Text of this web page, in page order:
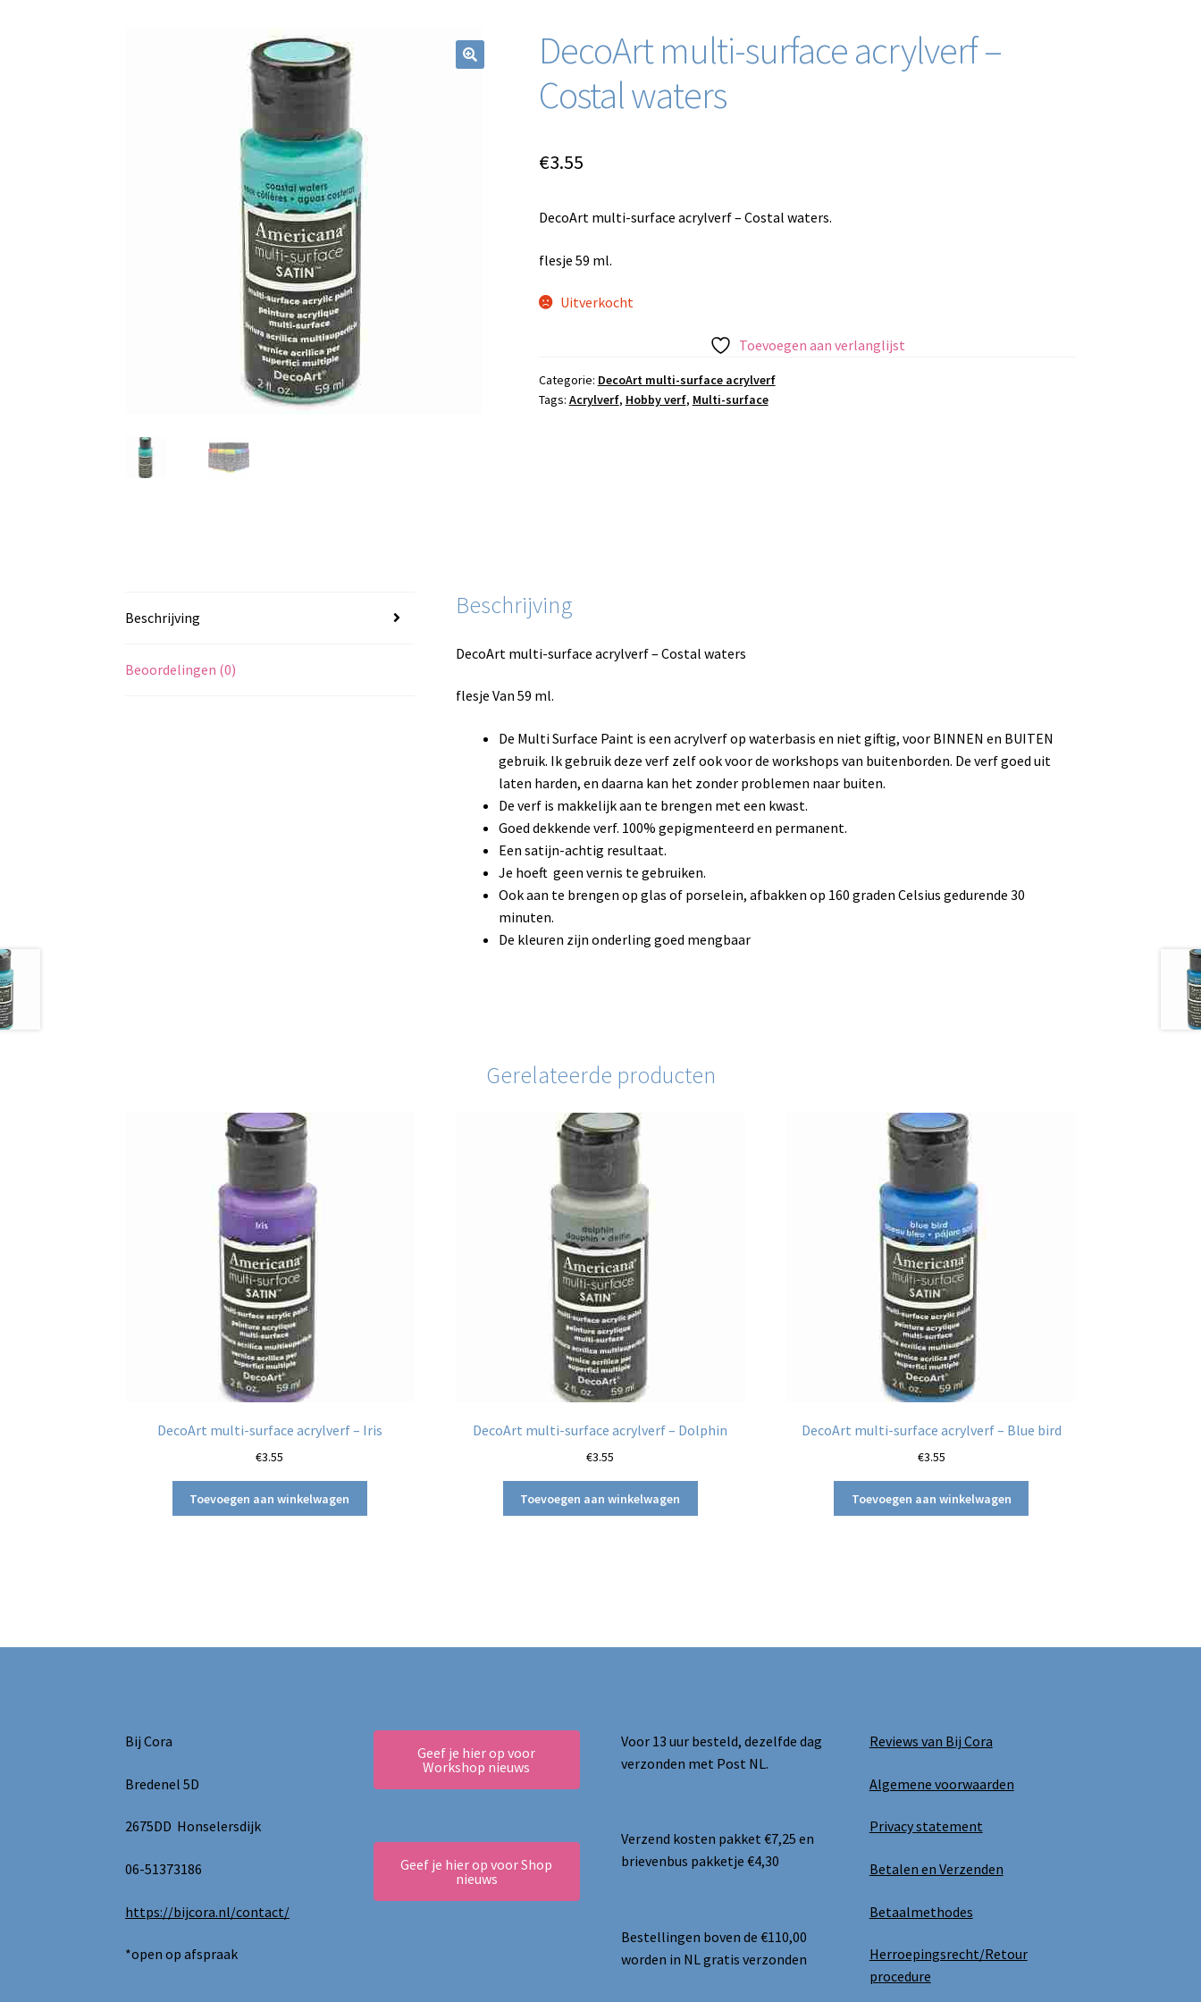
DecoArt multi-surface acrylverf –
Costal waters
€3.55
DecoArt multi-surface acrylverf – Costal waters.
flesje 59 ml.
Uitverkocht
Toevoegen aan verlanglijst
Categorie: DecoArt multi-surface acrylverf
Tags: Acrylverf, Hobby verf, Multi-surface
Beschrijving
Beoordelingen (0)
Beschrijving
DecoArt multi-surface acrylverf – Costal waters
flesje Van 59 ml.
De Multi Surface Paint is een acrylverf op waterbasis en niet giftig, voor BINNEN en BUITEN
gebruik. Ik gebruik deze verf zelf ook voor de workshops van buitenborden. De verf goed uit
laten harden, en daarna kan het zonder problemen naar buiten.
De verf is makkelijk aan te brengen met een kwast.
Goed dekkende verf. 100% gepigmenteerd en permanent.
Een satijn-achtig resultaat.
Je hoeft geen vernis te gebruiken.
Ook aan te brengen op glas of porselein, afbakken op 160 graden Celsius gedurende 30
minuten.
De kleuren zijn onderling goed mengbaar
Gerelateerde producten
DecoArt multi-surface acrylverf – Iris
€3.55
Toevoegen aan winkelwagen
DecoArt multi-surface acrylverf – Dolphin
€3.55
Toevoegen aan winkelwagen
DecoArt multi-surface acrylverf – Blue bird
€3.55
Toevoegen aan winkelwagen
Bij Cora
Bredenel 5D
2675DD Honselersdijk
06-51373186
https://bijcora.nl/contact/
*open op afspraak
Geef je hier op voor
Workshop nieuws
Geef je hier op voor Shop
nieuws
Voor 13 uur besteld, dezelfde dag
verzonden met Post NL.
Verzend kosten pakket €7,25 en
brievenbus pakketje €4,30
Bestellingen boven de €110,00
worden in NL gratis verzonden
Reviews van Bij Cora
Algemene voorwaarden
Privacy statement
Betalen en Verzenden
Betaalmethodes
Herroepingsrecht/Retour
procedure